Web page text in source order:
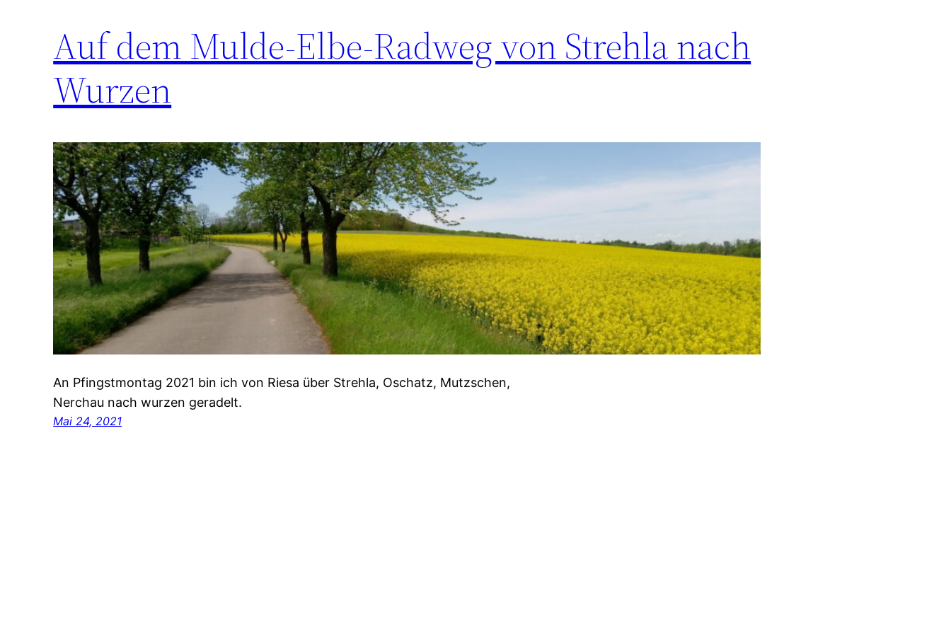
Auf dem Mulde-Elbe-Radweg von Strehla nach
Wurzen
An Pfingstmontag 2021 bin ich von Riesa über Strehla, Oschatz, Mutzschen,
Nerchau nach wurzen geradelt.
Mai 24, 2021